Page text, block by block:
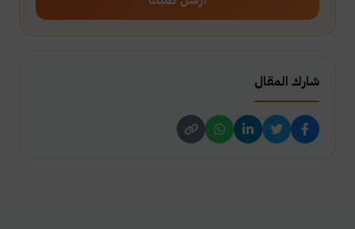
شارك المقال